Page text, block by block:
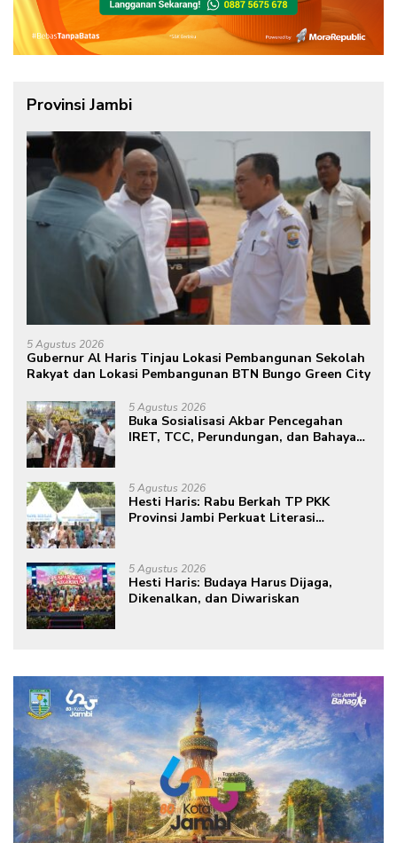
Provinsi Jambi
5 Agustus 2026
Gubernur Al Haris Tinjau Lokasi Pembangunan Sekolah
Rakyat dan Lokasi Pembangunan BTN Bungo Green City
5 Agustus 2026
Buka Sosialisasi Akbar Pencegahan
IRET, TCC, Perundungan, dan Bahaya
masa depan sudah ada di tangan”
5 Agustus 2026
Hesti Haris: Rabu Berkah TP PKK
Provinsi Jambi Perkuat Literasi
5 Agustus 2026
Hesti Haris: Budaya Harus Dijaga,
Dikenalkan, dan Diwariskan